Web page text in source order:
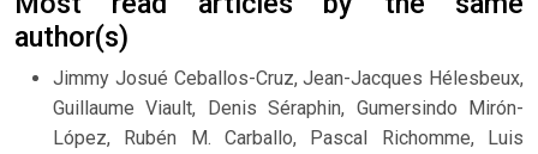
author(s)
Jimmy Josué Ceballos-Cruz, Jean-Jacques Hélesbeux,
Guillaume Viault, Denis Séraphin, Gumersindo Mirón-
López, Rubén M. Carballo, Pascal Richomme, Luis